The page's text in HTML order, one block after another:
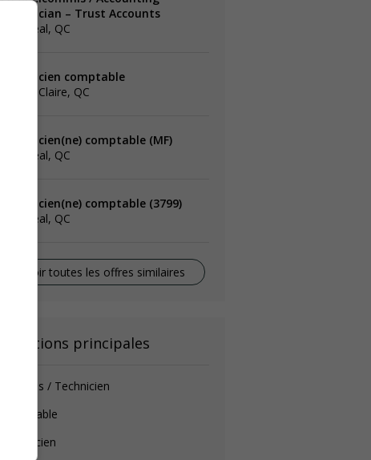
Technician – Trust Accounts
Montréal, QC
Technicien comptable
Pointe-Claire, QC
Technicien(ne) comptable (MF)
Montréal, QC
Technicien(ne) comptable (3799)
Montréal, QC
Voir toutes les offres similaires
Fonctions principales
Commis / Technicien
Comptable
Technicien